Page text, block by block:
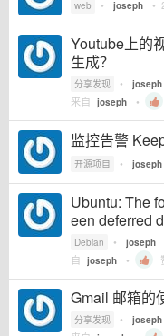
web • joseph •
Youtube上的
生成？
分享发现 • joseph
来自 joseph •
监控告警
开源项目 • joseph
Ubuntu: The
een deferred
Debian • joseph
自 joseph •
Gmail 邮箱的
分享发现 • joseph